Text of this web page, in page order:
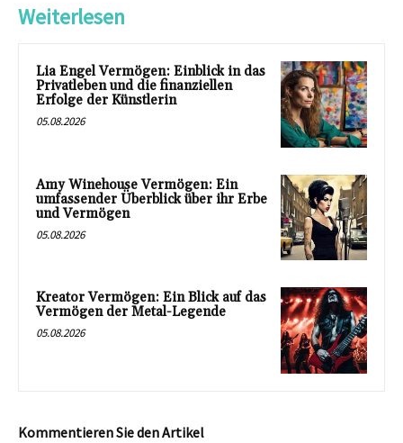
Weiterlesen
Lia Engel Vermögen: Einblick in das
Privatleben und die finanziellen
Erfolge der Künstlerin
05.08.2026
Amy Winehouse Vermögen: Ein
umfassender Überblick über ihr Erbe
und Vermögen
05.08.2026
Kreator Vermögen: Ein Blick auf das
Vermögen der Metal-Legende
05.08.2026
Kommentieren Sie den Artikel